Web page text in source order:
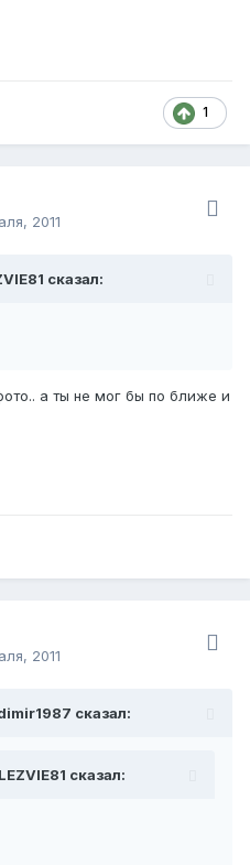
1
2011
сказал:
а ты не мог бы по ближе и
2011
сказал:
сказал: